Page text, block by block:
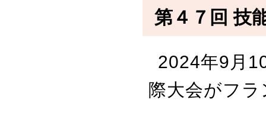
第４７回 技
2024年9月
際大会がフ